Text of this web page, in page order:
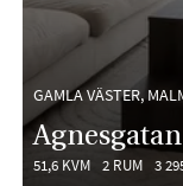
GAMLA VÄSTER,
51,6 KVM 2 RUM 3